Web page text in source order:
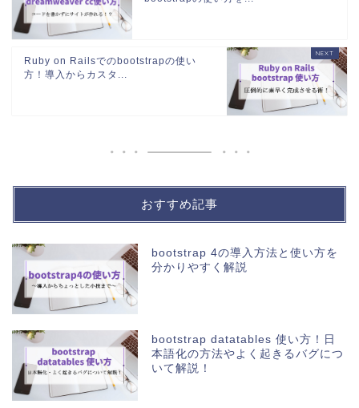
Ruby on Railsでのbootstrapの使い
方！導入からカスタ...
おすすめ記事
bootstrap 4の導入方法と使い方を
分かりやすく解説
bootstrap datatables 使い方！日
本語化の方法やよく起きるバグにつ
いて解説！